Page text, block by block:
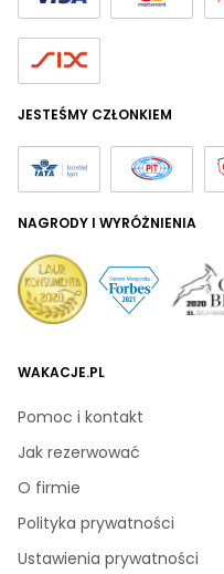
WAKACJE.PL
Pomoc i kontakt
Jak rezerwować
O firmie
Polityka prywatności
Ustawienia prywatności
JESTEŚMY CZŁONKIEM
NAGRODY I WYRÓŻNIENIA